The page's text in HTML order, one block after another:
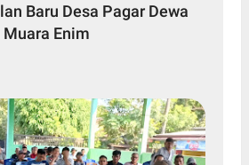
Baru Desa Pagar Dewa
Enim